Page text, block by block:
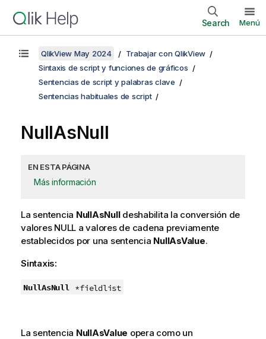
Search Menú
QlikView May 2024
Trabajar con QlikView
Sintaxis de script y funciones de gráficos
Sentencias de script y palabras clave
Sentencias habituales de script
NullAsNull
EN ESTA PÁGINA
Más información
La sentencia NullAsNulldeshabilita la conversión de
valores NULL a valores de cadena previamente
establecidos por una sentencia NullAsValue.
Sintaxis:
NullAsNull *fieldlist
La sentencia NullAsValue opera como un